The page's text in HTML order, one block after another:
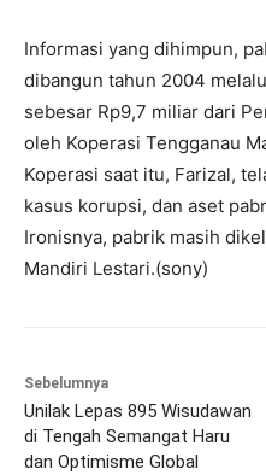
Informasi yang dihimpun,
dibangun tahun 2004
sebesar Rp9,7 miliar dari
oleh Koperasi Tengganau
Koperasi saat itu, Farizal,
kasus korupsi, dan aset
Ironisnya, pabrik masih
Mandiri Lestari.(sony)
Sebelumnya
Unilak Lepas 895 Wisudawan
di Tengah Semangat Haru
dan Optimisme Global